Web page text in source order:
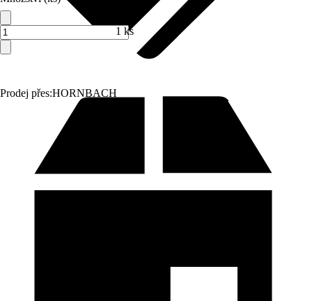
Prodej přes:HORNBACH
1 ks